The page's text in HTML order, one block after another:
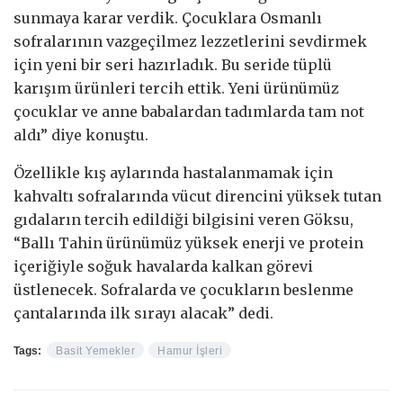
sunmaya karar verdik. Çocuklara Osmanlı
sofralarının vazgeçilmez lezzetlerini sevdirmek
için yeni bir seri hazırladık. Bu seride tüplü
karışım ürünleri tercih ettik. Yeni ürünümüz
çocuklar ve anne babalardan tadımlarda tam not
aldı” diye konuştu.
Özellikle kış aylarında hastalanmamak için
kahvaltı sofralarında vücut direncini yüksek tutan
gıdaların tercih edildiği bilgisini veren Göksu,
“Ballı Tahin ürünümüz yüksek enerji ve protein
içeriğiyle soğuk havalarda kalkan görevi
üstlenecek. Sofralarda ve çocukların beslenme
çantalarında ilk sırayı alacak” dedi.
Tags: Basit Yemekler Hamur İşleri